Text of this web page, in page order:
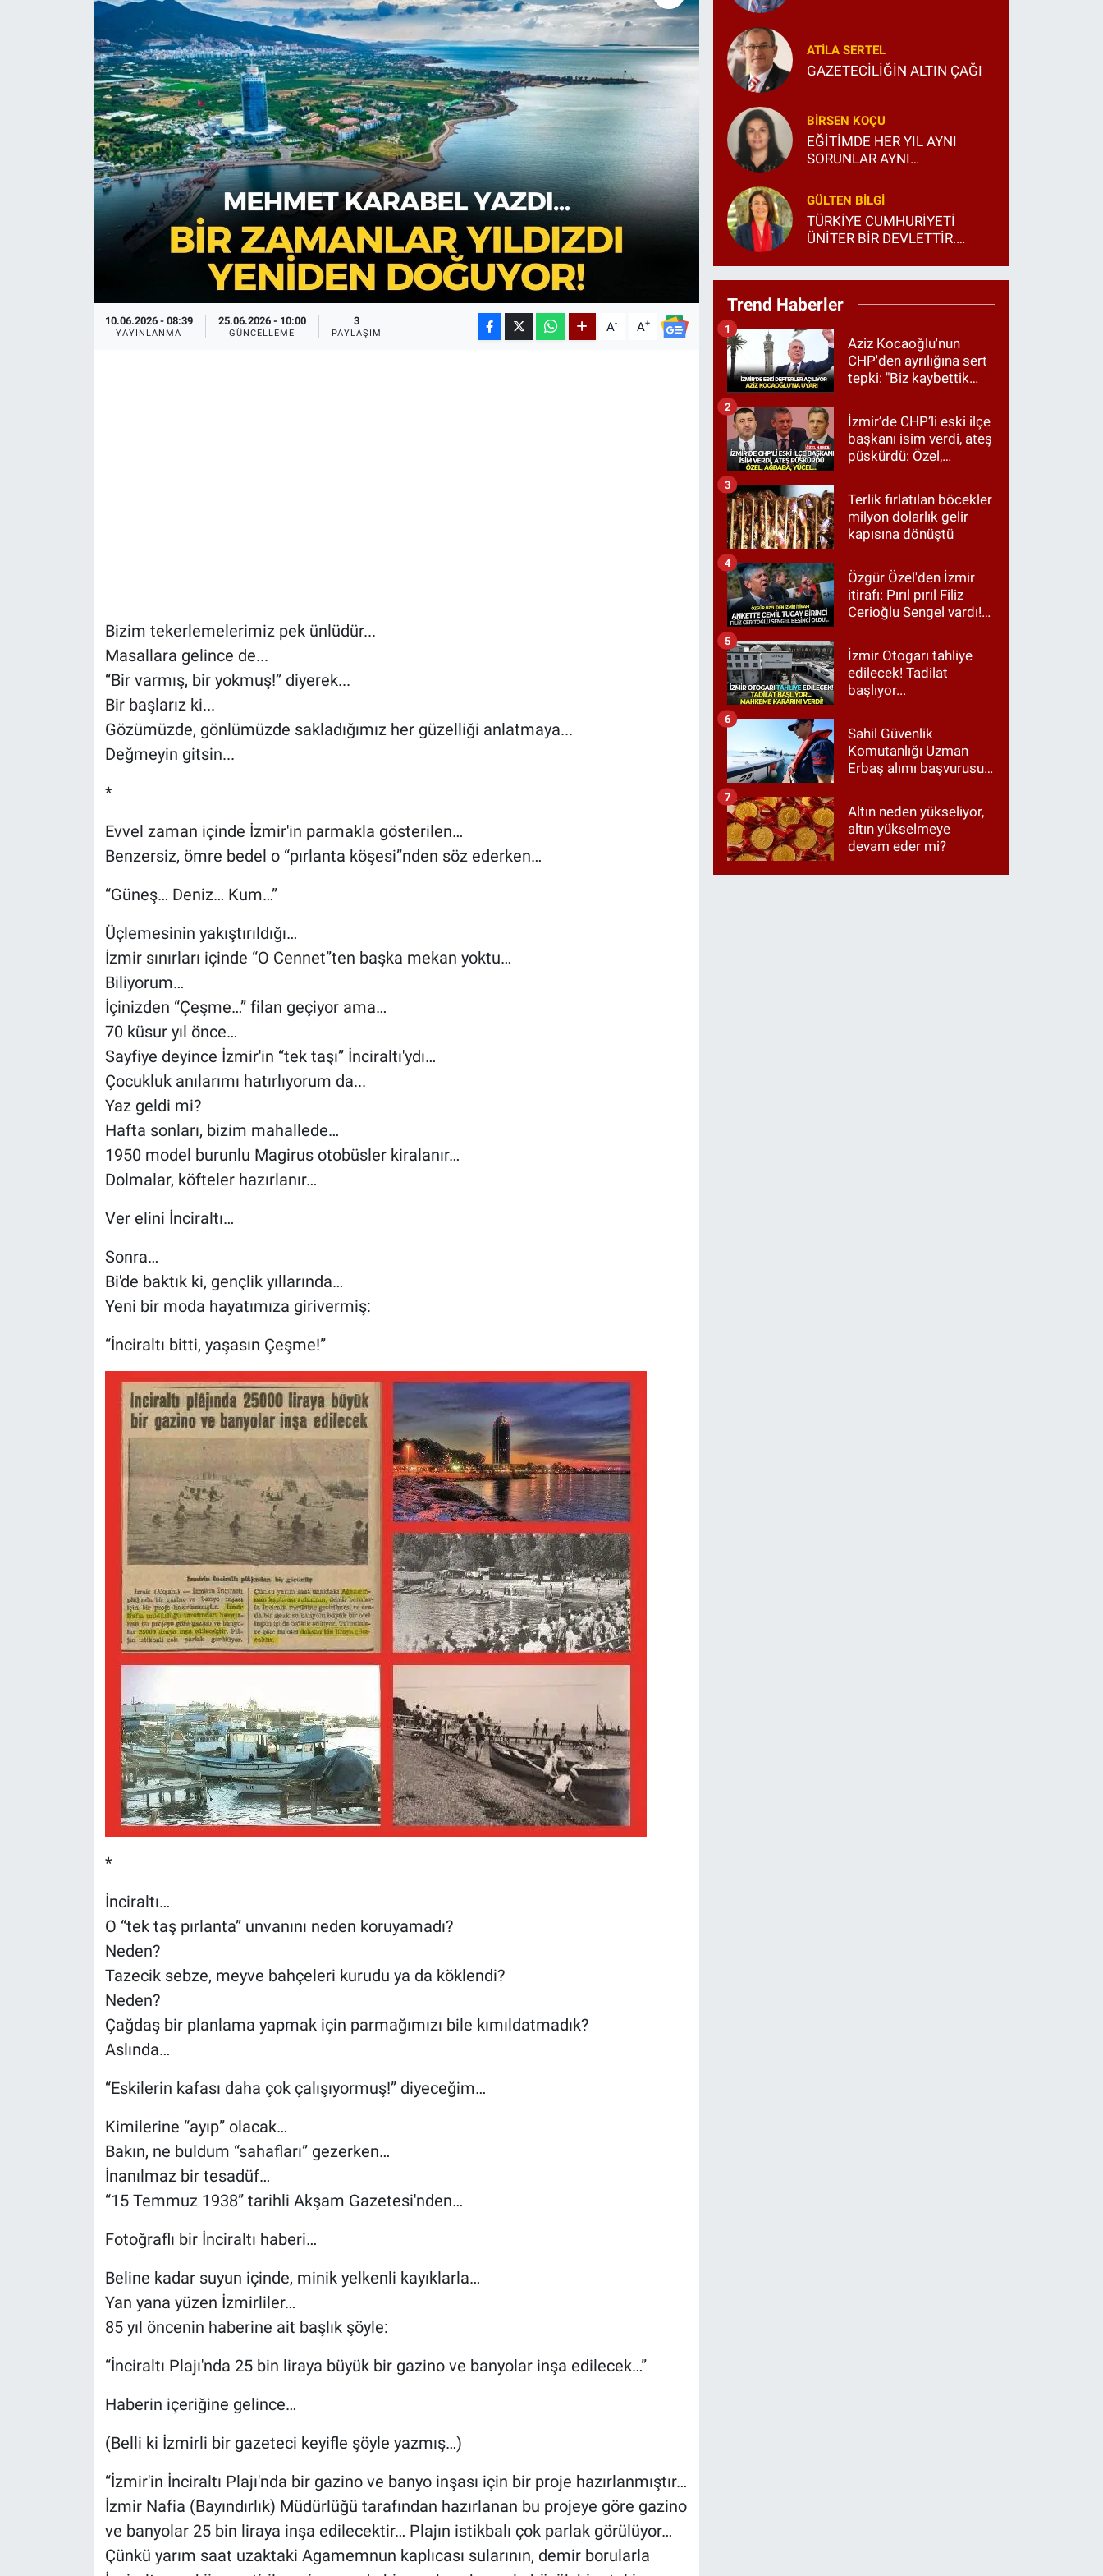
10.06.2026 - 08:39
YAYINLANMA
25.06.2026 - 10:00
GÜNCELLEME
3
PAYLAŞIM A- A+
Bizim tekerlemelerimiz pek ünlüdür...
Masallara gelince de...
“Bir varmış, bir yokmuş!” diyerek...
Bir başlarız ki...
Gözümüzde, gönlümüzde sakladığımız her güzelliği anlatmaya...
Değmeyin gitsin...
*
Evvel zaman içinde İzmir'in parmakla gösterilen…
Benzersiz, ömre bedel o “pırlanta köşesi”nden söz ederken…
“Güneş… Deniz… Kum…”
Üçlemesinin yakıştırıldığı…
İzmir sınırları içinde “O Cennet”ten başka mekan yoktu…
Biliyorum…
İçinizden “Çeşme…” filan geçiyor ama…
70 küsur yıl önce…
Sayfiye deyince İzmir'in “tek taşı” İnciraltı'ydı…
Çocukluk anılarımı hatırlıyorum da...
Yaz geldi mi?
Hafta sonları, bizim mahallede…
1950 model burunlu Magirus otobüsler kiralanır…
Dolmalar, köfteler hazırlanır…
Ver elini İnciraltı…
Sonra…
Bi'de baktık ki, gençlik yıllarında…
Yeni bir moda hayatımıza girivermiş:
“İnciraltı bitti, yaşasın Çeşme!”
*
İnciraltı…
O “tek taş pırlanta” unvanını neden koruyamadı?
Neden?
Tazecik sebze, meyve bahçeleri kurudu ya da köklendi?
Neden?
Çağdaş bir planlama yapmak için parmağımızı bile kımıldatmadık?
Aslında…
“Eskilerin kafası daha çok çalışıyormuş!” diyeceğim…
Kimilerine “ayıp” olacak…
Bakın, ne buldum “sahafları” gezerken…
İnanılmaz bir tesadüf…
“15 Temmuz 1938” tarihli Akşam Gazetesi'nden…
Fotoğraflı bir İnciraltı haberi…
Beline kadar suyun içinde, minik yelkenli kayıklarla…
Yan yana yüzen İzmirliler…
85 yıl öncenin haberine ait başlık şöyle:
“İnciraltı Plajı'nda 25 bin liraya büyük bir gazino ve banyolar inşa edilecek…”
Haberin içeriğine gelince…
(Belli ki İzmirli bir gazeteci keyifle şöyle yazmış…)
“İzmir'in İnciraltı Plajı'nda bir gazino ve banyo inşası için bir proje hazırlanmıştır…
İzmir Nafia (Bayındırlık) Müdürlüğü tarafından hazırlanan bu projeye göre gazino
ve banyolar 25 bin liraya inşa edilecektir… Plajın istikbalı çok parlak görülüyor…
Çünkü yarım saat uzaktaki Agamemnun kaplıcası sularının, demir borularla
ATILA SERTEL
GAZETECİLİĞİN ALTIN ÇAĞI
BIRSEN KOÇU
EĞİTİMDE HER YIL AYNI
SORUNLAR AYNI
GÜLTEN BILGI
TÜRKİYE CUMHURİYETİ
ÜNİTER BİR DEVLETTİR.
Trend Haberler
Aziz Kocaoğlu'nun
CHP'den ayrılığına sert
tepki: "Biz kaybettik
etmedik"
1
İzmir’de CHP’li eski ilçe
başkanı isim verdi, ateş
püskürdü: Özel,
2
Terlik fırlatılan böcekler
milyon dolarlık gelir
kapısına dönüştü
3
Özgür Özel'den İzmir
itirafı: Pırıl pırıl Filiz
Cerioğlu Sengel vardı!
Tugay birinci çıktı
4
İzmir Otogarı tahliye
edilecek! Tadilat
başlıyor...
5
Sahil Güvenlik
Komutanlığı Uzman
Erbaş alımı başvurusu
başvuru şartları neler?
6
Altın neden yükseliyor,
altın yükselmeye
devam eder mi?
7